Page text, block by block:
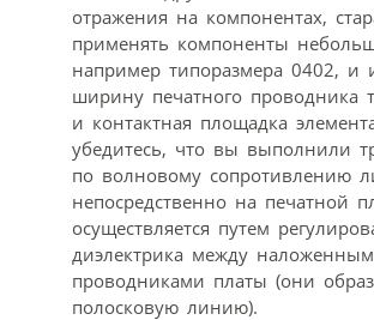
отражения на компонентах,
применять компоненты
например типоразмера 0402, и
ширину печатного проводника
и контактная площадка
убедитесь, что вы выполнили
по волновому сопротивлению
непосредственно на печатной
осуществляется путем
диэлектрика между
проводниками платы (они
полосковую линию).